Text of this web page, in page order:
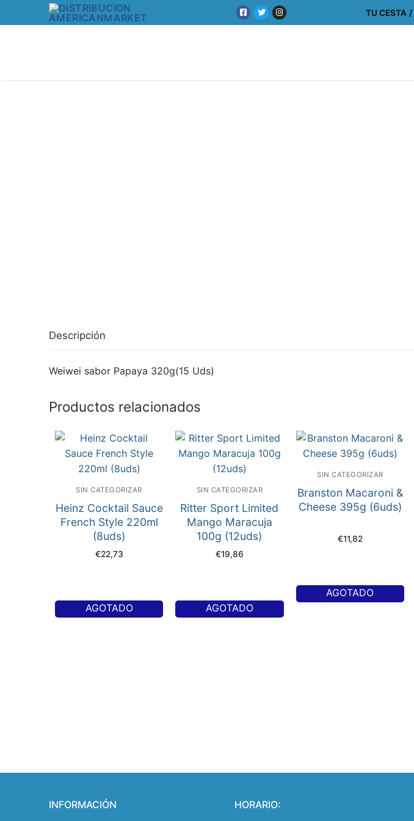
TU CESTA /
Descripción
Weiwei sabor Papaya 320g(15 Uds)
Productos relacionados
SIN CATEGORIZAR
Heinz Cocktail Sauce
French Style 220ml
(8uds)
€22,73
AGOTADO
SIN CATEGORIZAR
Ritter Sport Limited
Mango Maracuja
100g (12uds)
€19,86
AGOTADO
SIN CATEGORIZAR
Branston Macaroni &
Cheese 395g (6uds)
€11,82
AGOTADO
INFORMACIÓN HORARIO: